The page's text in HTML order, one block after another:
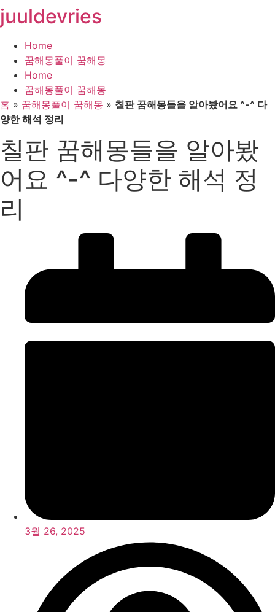
콘
텐
뛰
기
juuldevries
Home
꿈해몽풀이 꿈해몽
Home
꿈해몽풀이 꿈해몽
홈 » 꿈해몽풀이 꿈해몽 » 칠판 꿈해몽들을 알아봤어요 ^-^ 다
양한 해석 정리
칠판 꿈해몽들을 알아봤
어요 ^-^ 다양한 해석 정
리
3월 26, 2025